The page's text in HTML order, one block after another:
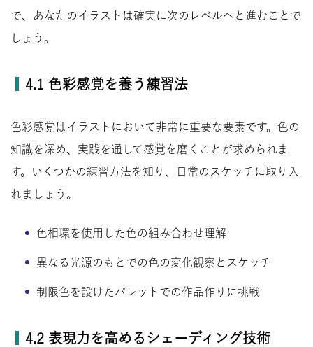
で、あなたのイラストは確実に次のレベルへと進むことで
しょう。
4.1 色彩感覚を養う練習法
色彩感覚はイラストにおいて非常に重要な要素です。色の
知識を深め、実践を通して感覚を磨くことが求められま
す。いくつかの練習方法を知り、日常のスケッチに取り入
れましょう。
色相環を使用した色の組み合わせ理解
異なる光源のもとでの色の変化観察とスケッチ
制限色を設けたパレットでの作品作りに挑戦
4.2 表現力を高めるシェーディング技術